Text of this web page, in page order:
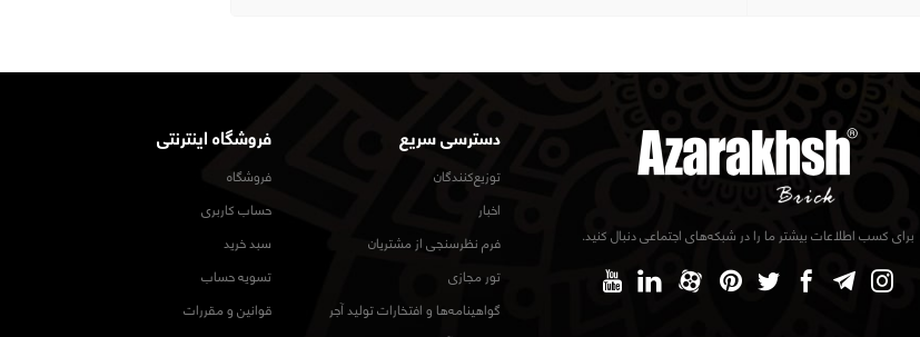
برای کسب اطلاعات بیشتر ما را در شبکه‌های اجتماعی دنبال کنید.
دسترسی سریع
توزیع‌کنندگان
اخبار
فرم نظرسنجی از مشتریان
تور مجازی
گواهینامه‌ها و افتخارات تولید آجر
فروشگاه اینترنتی
فروشگاه
حساب کاربری
سبد خرید
تسویه حساب
قوانین و مقررات